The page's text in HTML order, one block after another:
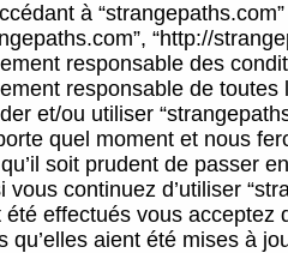
à
“http://
responsable des
responsable de
et/ou utiliser
quel moment et nous
soit prudent de passer
vous continuez d’utiliser
été effectués vous acceptez
qu’elles aient été mises à